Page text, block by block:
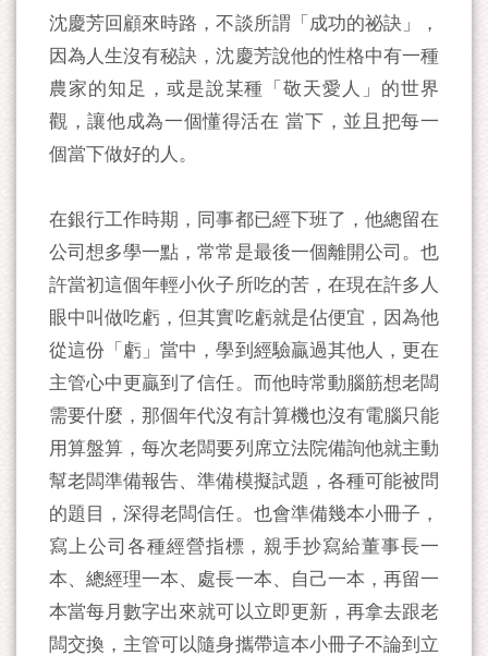
沈慶芳回顧來時路，不談所謂「成功的祕訣」，
因為人生沒有秘訣，沈慶芳說他的性格中有一種
農家的知足，或是說某種「敬天愛人」的世界
觀，讓他成為一個懂得活在 當下，並且把每一
個當下做好的人。
在銀行工作時期，同事都已經下班了，他總留在
公司想多學一點，常常是最後一個離開公司。也
許當初這個年輕小伙子所吃的苦，在現在許多人
眼中叫做吃虧，但其實吃虧就是佔便宜，因為他
從這份「虧」當中，學到經驗贏過其他人，更在
主管心中更贏到了信任。而他時常動腦筋想老闆
需要什麼，那個年代沒有計算機也沒有電腦只能
用算盤算，每次老闆要列席立法院備詢他就主動
幫老闆準備報告、準備模擬試題，各種可能被問
的題目，深得老闆信任。也會準備幾本小冊子，
寫上公司各種經營指標，親手抄寫給董事長一
本、總經理一本、處長一本、自己一本，再留一
本當每月數字出來就可以立即更新，再拿去跟老
闆交換，主管可以隨身攜帶這本小冊子不論到立